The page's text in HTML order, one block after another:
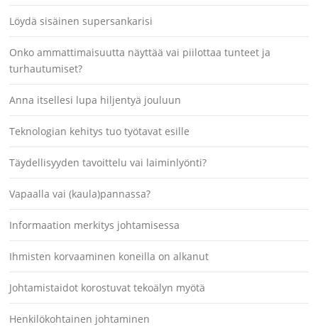
Löydä sisäinen supersankarisi
Onko ammattimaisuutta näyttää vai piilottaa tunteet ja
turhautumiset?
Anna itsellesi lupa hiljentyä jouluun
Teknologian kehitys tuo työtavat esille
Täydellisyyden tavoittelu vai laiminlyönti?
Vapaalla vai (kaula)pannassa?
Informaation merkitys johtamisessa
Ihmisten korvaaminen koneilla on alkanut
Johtamistaidot korostuvat tekoälyn myötä
Henkilökohtainen johtaminen